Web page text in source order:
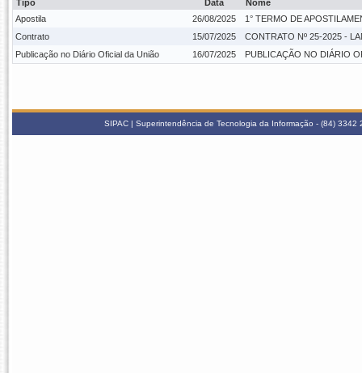
Tipo
Data
Nome
Apostila
26/08/2025
1° TERMO DE
Contrato
15/07/2025
CONTRATO Nº 25-2025 -
Publicação no Diário Oficial da União
16/07/2025 PUBLICAÇÃO NO DIÁRIO
SIPAC | Superintendência de Tecnologia da Informação - (84)